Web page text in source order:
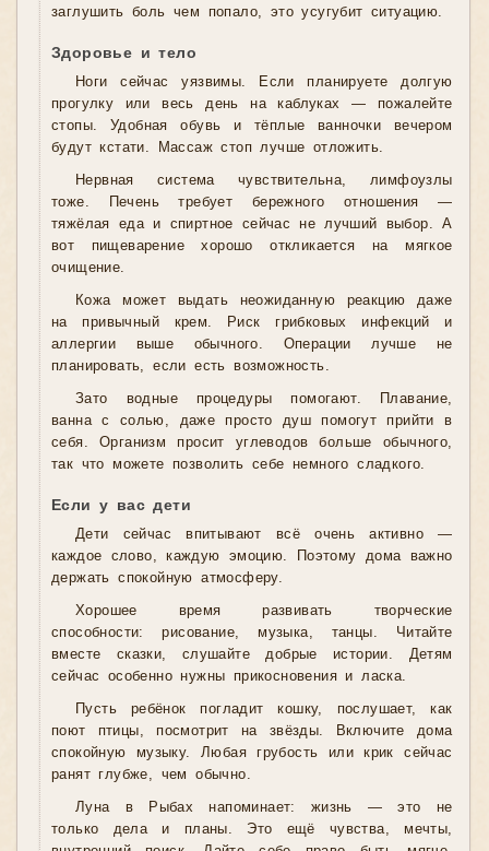
заглушить боль чем попало, это усугубит ситуацию.
Здоровье и тело
Ноги сейчас уязвимы. Если планируете долгую
прогулку или весь день на каблуках — пожалейте
стопы. Удобная обувь и тёплые ванночки вечером
будут кстати. Массаж стоп лучше отложить.
Нервная система чувствительна, лимфоузлы
тоже. Печень требует бережного отношения —
тяжёлая еда и спиртное сейчас не лучший выбор. А
вот пищеварение хорошо откликается на мягкое
очищение.
Кожа может выдать неожиданную реакцию даже
на привычный крем. Риск грибковых инфекций и
аллергии выше обычного. Операции лучше не
планировать, если есть возможность.
Зато водные процедуры помогают. Плавание,
ванна с солью, даже просто душ помогут прийти в
себя. Организм просит углеводов больше обычного,
так что можете позволить себе немного сладкого.
Если у вас дети
Дети сейчас впитывают всё очень активно —
каждое слово, каждую эмоцию. Поэтому дома важно
держать спокойную атмосферу.
Хорошее время развивать творческие
способности: рисование, музыка, танцы. Читайте
вместе сказки, слушайте добрые истории. Детям
сейчас особенно нужны прикосновения и ласка.
Пусть ребёнок погладит кошку, послушает, как
поют птицы, посмотрит на звёзды. Включите дома
спокойную музыку. Любая грубость или крик сейчас
ранят глубже, чем обычно.
Луна в Рыбах напоминает: жизнь — это не
только дела и планы. Это ещё чувства, мечты,